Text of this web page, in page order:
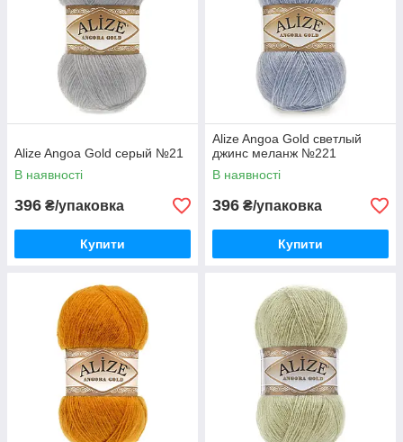
Alize Angoa Gold серый №21
В наявності
396 ₴/упаковка
Купити
Alize Angoa Gold светлый
джинс меланж №221
В наявності
396 ₴/упаковка
Купити